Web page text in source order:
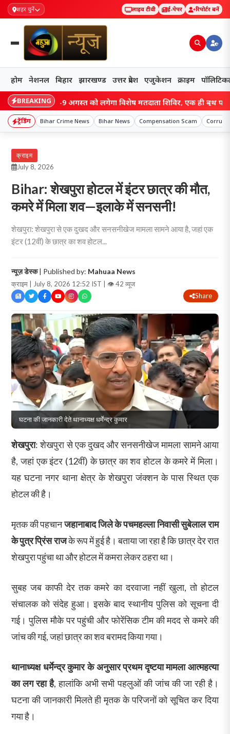
शहर चुनें लाइव टीवी ई-पेपर रिपोर्टर बनें
होम नेशनल बिहार झारखण्ड उत्तर प्रदेश एजुकेशन क्राइम
BREAKING
में 8-9 अगस्त को लगेगा विशेष मतदाता शिविर, एक ही बूथ पर जुड़ेंगे
ट्रेंडिंग Bihar Crime News Bihar News Compensation Scam
क्राइम
July 8, 2026
Bihar: शेखपुरा होटल में इंटर छात्र की मौत,
कमरे में मिला शव—इलाके में सनसनी!
शेखपुरा: शेखपुरा से एक दुखद और सनसनीखेज मामला सामने आया है, जहां एक
इंटर (12वीं) के छात्र का शव होटल...
न्यूज़ डेस्क| Published by: Mahuaa News
क्राइम | July 8, 2026 12:52 IST | 👁 42 व्यूज
Share
घटना की जानकारी देते थानाध्यक्ष धर्मेन्द्र कुमार
शेखपुरा: शेखपुरा से एक दुखद और सनसनीखेज मामला सामने आया
है, जहां एक इंटर (12वीं) के छात्र का शव होटल के कमरे में मिला।
यह घटना नगर थाना क्षेत्र के शेखपुरा जंक्शन के पास स्थित एक
होटल की है।
मृतक की पहचानजहानाबाद जिले के पचमहल्ला निवासी सुबेलाल राम
के पुत्र प्रिंस राजके रूप में हुई है। बताया जा रहा है कि छात्र देर रात
शेखपुरा पहुंचा था और होटल में कमरा लेकर ठहरा था।
सुबह जब काफी देर तक कमरे का दरवाजा नहीं खुला, तो होटल
संचालक को संदेह हुआ। इसके बाद स्थानीय पुलिस को सूचना दी
गई। पुलिस मौके पर पहुंची और फोरेंसिक टीम की मदद से कमरे की
जांच की गई, जहां छात्र का शव बरामद किया गया।
थानाध्यक्ष धर्मेन्द्र कुमार के अनुसार प्रथम दृष्टया मामला आत्महत्या
का लग रहा है, हालांकि अभी सभी पहलुओं की जांच की जा रही है।
घटना की जानकारी मिलते ही मृतक के परिजनों को सूचित कर दिया
गया है।